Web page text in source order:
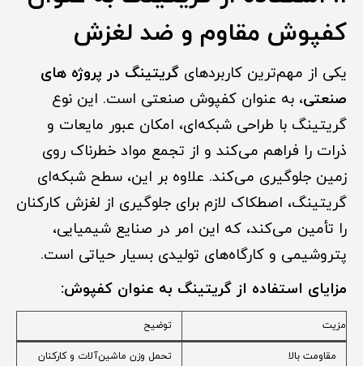
کفپوش مقاوم و ضد لغزش
یکی از مهم‌ترین کاربردهای گریتینگ در پروژه های
صنعتی، به عنوان کفپوش صنعتی است. این نوع
گریتینگ با طراحی شبکه‌ای، امکان عبور مایعات و
ذرات را فراهم می‌کند و از تجمع مواد خطرناک روی
زمین جلوگیری می‌کند. علاوه بر این، سطح شبکه‌ای
گریتینگ، اصطکاک لازم برای جلوگیری از لغزش کارکنان
را تأمین می‌کند، که این امر در صنایع شیمیایی،
پتروشیمی و کارگاه‌های تولیدی بسیار حیاتی است.
مزایای استفاده از گریتینگ به عنوان کفپوش:
مزیت توضیح
مقاومت بالا تحمل وزن ماشین‌آلات و کارکنان